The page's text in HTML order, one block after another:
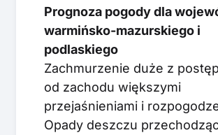
Prognoza pogody dla
warmińsko-mazurskiego i
podlaskiego
Zachmurzenie duże z
od zachodu większymi
przejaśnieniami i
Opady deszczu